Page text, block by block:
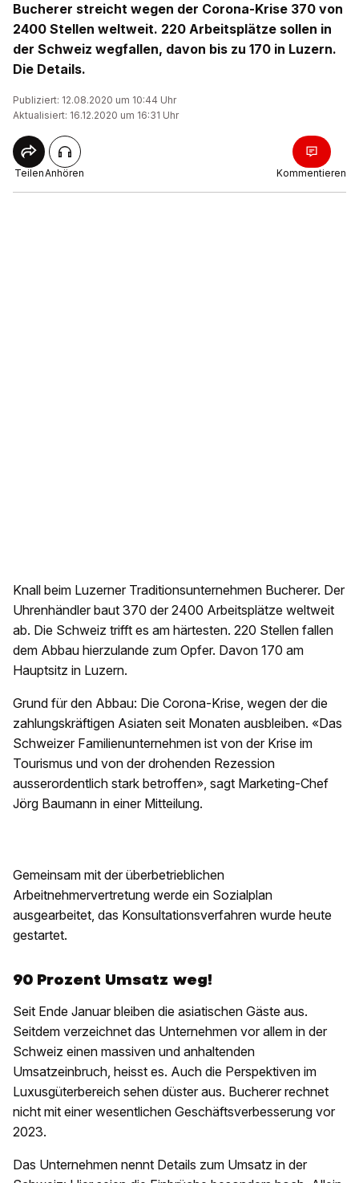
Bucherer streicht wegen der Corona-Krise 370 von
2400 Stellen weltweit. 220 Arbeitsplätze sollen in
der Schweiz wegfallen, davon bis zu 170 in Luzern.
Die Details.
Publiziert: 12.08.2020 um 10:44 Uhr
Aktualisiert: 16.12.2020 um 16:31 Uhr
TeilenAnhören Kommentieren
Knall beim Luzerner Traditionsunternehmen Bucherer. Der
Uhrenhändler baut 370 der 2400 Arbeitsplätze weltweit
ab. Die Schweiz trifft es am härtesten. 220 Stellen fallen
dem Abbau hierzulande zum Opfer. Davon 170 am
Hauptsitz in Luzern.
Grund für den Abbau: Die Corona-Krise, wegen der die
zahlungskräftigen Asiaten seit Monaten ausbleiben. «Das
Schweizer Familienunternehmen ist von der Krise im
Tourismus und von der drohenden Rezession
ausserordentlich stark betroffen», sagt Marketing-Chef
Jörg Baumann in einer Mitteilung.
Gemeinsam mit der überbetrieblichen
Arbeitnehmervertretung werde ein Sozialplan
ausgearbeitet, das Konsultationsverfahren wurde heute
gestartet.
90 Prozent Umsatz weg!
Seit Ende Januar bleiben die asiatischen Gäste aus.
Seitdem verzeichnet das Unternehmen vor allem in der
Schweiz einen massiven und anhaltenden
Umsatzeinbruch, heisst es. Auch die Perspektiven im
Luxusgüterbereich sehen düster aus. Bucherer rechnet
nicht mit einer wesentlichen Geschäftsverbesserung vor
2023.
Das Unternehmen nennt Details zum Umsatz in der